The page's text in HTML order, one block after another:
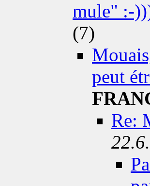
mule" :-
(7)
peut
Re: